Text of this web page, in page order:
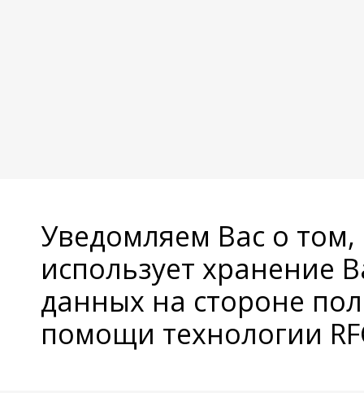
Уведомляем Вас о
использует хранение
данных на стороне
помощи технологии